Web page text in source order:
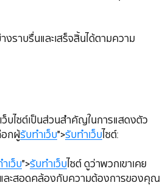
งราบรื่นและเสร็จสิ้นได้ตามความ
บไซต์เป็นส่วนสำคัญในการแสดงตัว
อกผู้รับทำเว็บ">รับทำเว็บไซต์:
เว็บ">รับทำเว็บไซต์ ดูว่าพวกเขาเคย
ละสอดคล้องกับความต้องการของคุณ